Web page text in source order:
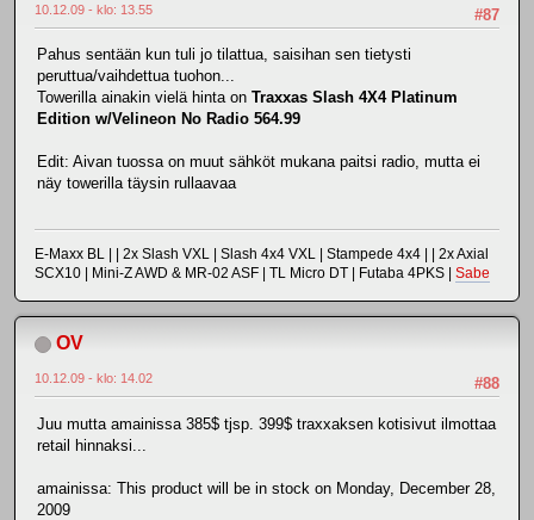
#87
10.12.09 - klo: 13.55
Pahus sentään kun tuli jo tilattua, saisihan sen tietysti
peruttua/vaihdettua tuohon...
Towerilla ainakin vielä hinta on Traxxas Slash 4X4 Platinum
Edition w/Velineon No Radio 564.99
Edit: Aivan tuossa on muut sähköt mukana paitsi radio, mutta ei
näy towerilla täysin rullaavaa
E-Maxx BL | | 2x Slash VXL | Slash 4x4 VXL | Stampede 4x4 | | 2x Axial
SCX10 | Mini-Z AWD & MR-02 ASF | TL Micro DT | Futaba 4PKS | Sabe
OV
#88
10.12.09 - klo: 14.02
Juu mutta amainissa 385$ tjsp. 399$ traxxaksen kotisivut ilmottaa
retail hinnaksi...
amainissa: This product will be in stock on Monday, December 28,
2009